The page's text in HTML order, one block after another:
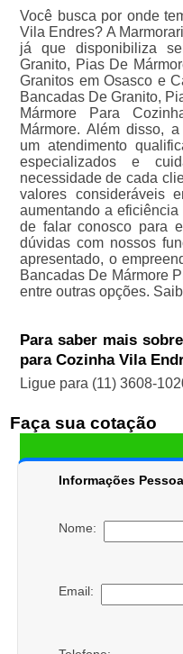
Você busca por onde
Vila Endres? A
já que disponibiliza
Granito, Pias De
Granitos em Osasco e
Bancadas De Granito,
Mármore Para
Mármore. Além disso,
um atendimento
especializados e
necessidade de cada
valores consideráveis
aumentando a
de falar conosco para
dúvidas com nossos
apresentado, o
Bancadas De Mármore
entre outras opções.
Para saber mais
para Cozinha Vila
Ligue para (11) 3608-
Faça sua cotação
Informações
Nome:
Email: